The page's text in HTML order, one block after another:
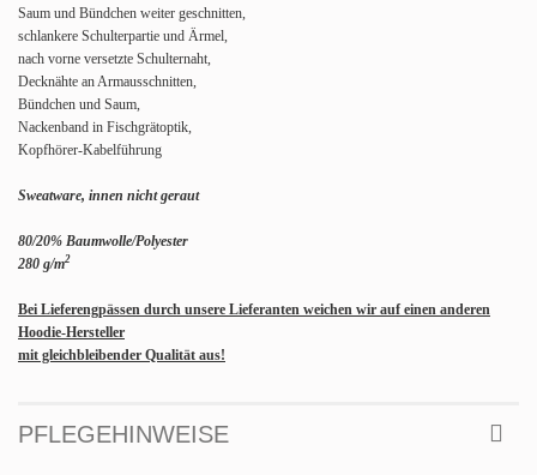
Saum und Bündchen weiter geschnitten,
schlankere Schulterpartie und Ärmel,
nach vorne versetzte Schulternaht,
Decknähte an Armausschnitten,
Bündchen und Saum,
Nackenband in Fischgrätoptik,
Kopfhörer-Kabelführung
Sweatware, innen nicht geraut
80/20% Baumwolle/Polyester
280 g/m2
Bei Lieferengpässen durch unsere Lieferanten weichen wir auf einen anderen
Hoodie-Hersteller
mit gleichbleibender Qualität aus!
PFLEGEHINWEISE